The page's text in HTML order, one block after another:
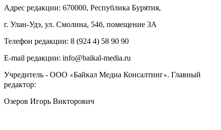
Адрес редакции: 670000, Республика Бурятия,
г. Улан-Удэ, ул. Смолина, 54б, помещение 3А
Телефон редакции: ‎‎8 (924 4) 58 90 90
E-mail редакции: info@baikal-media.ru
Учредитель - ООО «Байкал Медиа Консалтинг». Главный
редактор:
Озеров Игорь Викторович